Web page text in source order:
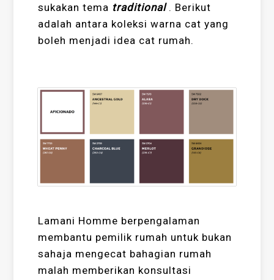
sukakan tema traditional. Berikut
adalah antara koleksi warna cat yang
boleh menjadi idea cat rumah.
Lamani Homme berpengalaman
membantu pemilik rumah untuk bukan
sahaja mengecat bahagian rumah
malah memberikan konsultasi